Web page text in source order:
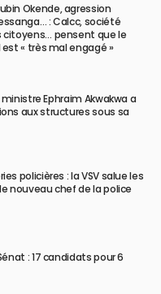
Okende, agression
: Calcc, société
pensent que le
« très mal engagé »
Ephraim Akwakwa a
aux structures sous sa
policières : la VSV salue les
nouveau chef de la police
: 17 candidats pour 6